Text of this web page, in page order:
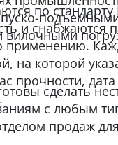
вилочными
по стандарту
и снабжаются
применению.
на которой
прочности,
сделать
с любым
продаж